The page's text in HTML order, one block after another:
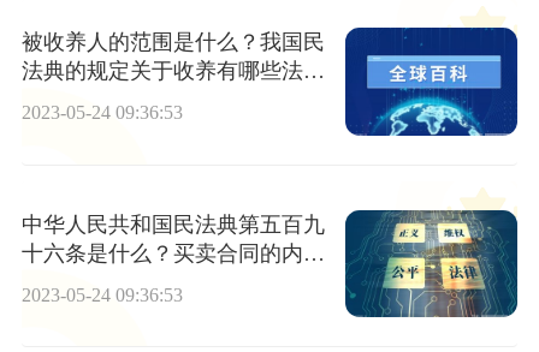
被收养人的范围是什么？我国民
法典的规定关于收养有哪些法律
规定？
2023-05-24 09:36:53
中华人民共和国民法典第五百九
十六条是什么？买卖合同的内容
2023-05-24 09:36:53